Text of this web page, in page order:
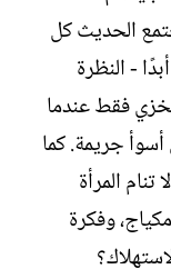
الحديث كل
- النظرة
فقط عندما
جريمة. كما
المرأة
وفكرة